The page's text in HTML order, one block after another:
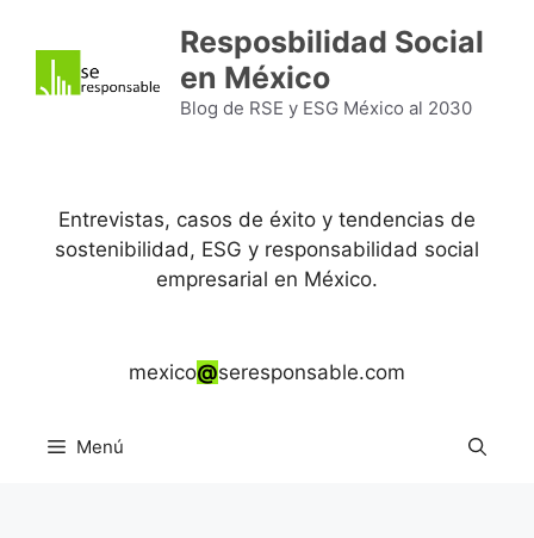
contenido
Resposbilidad Social
en México
Blog de RSE y ESG México al 2030
Entrevistas, casos de éxito y tendencias de
sostenibilidad, ESG y responsabilidad social
empresarial en México.
mexico@seresponsable.com
Menú